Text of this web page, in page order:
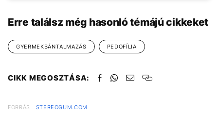
Erre találsz még hasonló témájú cikkeket
GYERMEKBÁNTALMAZÁS PEDOFÍLIA
CIKK MEGOSZTÁSA:
FORRÁS
STEREOGUM.COM